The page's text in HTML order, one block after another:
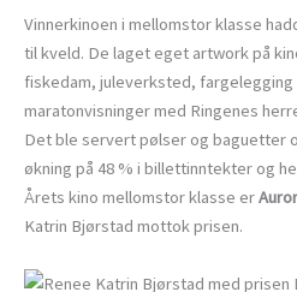
Vinnerkinoen i mellomstor klasse
til kveld. De laget eget artwork på
fiskedam, juleverksted,
maratonvisninger med Ringenes
Det ble servert pølser og baguetter
økning på 48 % i billettinntekter og
Årets kino mellomstor klasse er
Katrin Bjørstad mottok prisen.